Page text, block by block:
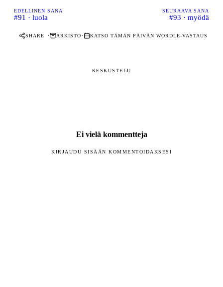
EDELLINEN SANA
#91 · luola
SEURAAVA SANA
#93 · myödä
SHARE · ARKISTO· KATSO TÄMÄN PÄIVÄN WORDLE-VASTAUS
KESKUSTELU
Ei vielä kommentteja
KIRJAUDU SISÄÄN KOMMENTOIDAKSESI